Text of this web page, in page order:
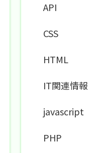
API
CSS
HTML
IT関連情報
javascript
PHP